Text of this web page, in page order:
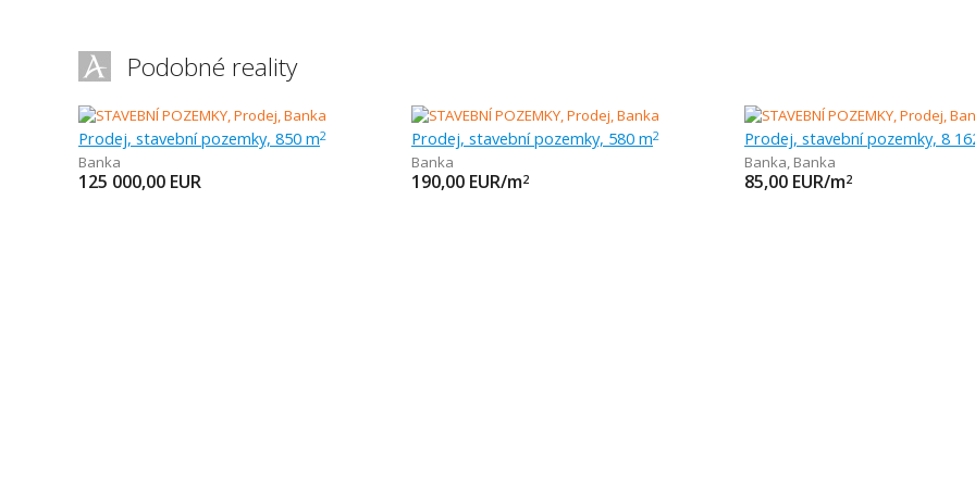
Podobné reality
Prodej, stavební pozemky, 850 m2
Banka
125 000,00 EUR
Prodej, stavební pozemky, 580 m2
Banka
190,00 EUR/m2
Prodej, stavební pozemky, 8
Banka, Banka
85,00 EUR/m2